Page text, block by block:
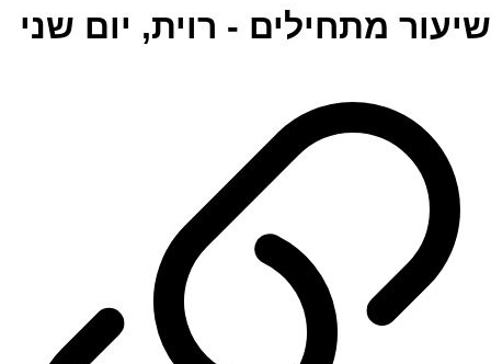
שיעור מתחילים - רוית, יום שני